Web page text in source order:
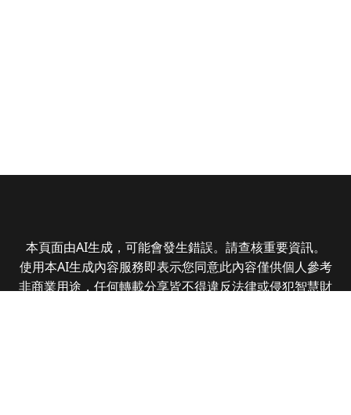
本頁面由AI生成，可能會發生錯誤。請查核重要資訊。
使用本AI生成內容服務即表示您同意此內容僅供個人參考
非商業用途，任何轉載分享皆不得違反法律或侵犯智慧財